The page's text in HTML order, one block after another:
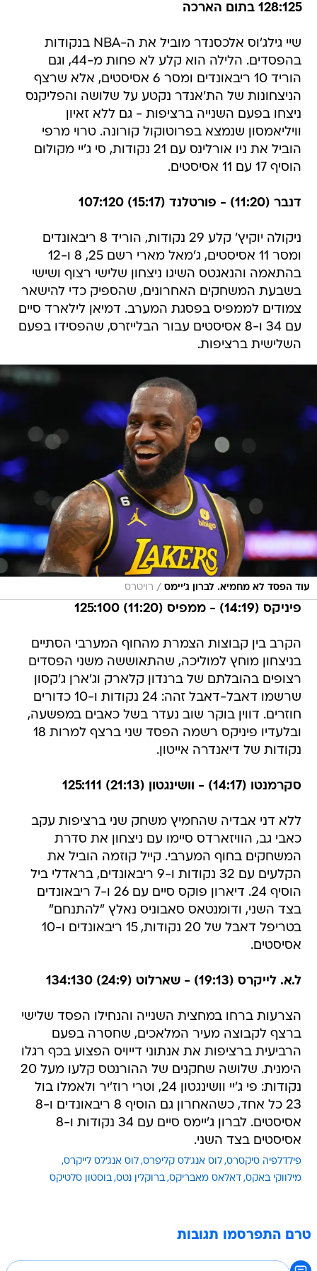
128:125 בתום הארכה
שיי גילג'וס אלכסנדר מוביל את ה-NBA בנקודות
בהפסדים. הלילה הוא קלע לא פחות מ-44, וגם
הוריד 10 ריבאונדים ומסר 6 אסיסטים, אלא שרצף
הניצחונות של הת'אנדר נקטע על שלושה והפליקנס
ניצחו בפעם השנייה ברציפות - גם ללא זאיון
וויליאמסון שנמצא בפרוטוקול קורונה. טרוי מרפי
הוביל את ניו אורלינס עם 21 נקודות, סי ג'יי מקולום
הוסיף 17 עם 11 אסיסטים.
דנבר (11:20) - פורטלנד (15:17) 107:120
ניקולה יוקיץ' קלע 29 נקודות, הוריד 8 ריבאונדים
ומסר 11 אסיסטים, ג'מאל מארי רשם 25, 8 ו-12
בהתאמה והנאגטס השיגו ניצחון שלישי רצוף ושישי
בשבעת המשחקים האחרונים, שהספיק כדי להישאר
צמודים לממפיס בפסגת המערב. דמיאן לילארד סיים
עם 34 ו-8 אסיסטים עבור הבלייזרס, שהפסידו בפעם
השלישית ברציפות.
עוד הפסד לא מחמיא. לברון ג'יימס / רויטרס
פיניקס (14:19) - ממפיס (11:20) 125:100
הקרב בין קבוצות הצמרת מהחוף המערבי הסתיים
בניצחון מוחץ למוליכה, שהתאוששה משני הפסדים
רצופים בהובלתם של ברנדון קלארק וג'ארן ג'קסון
שרשמו דאבל-דאבל זהה: 24 נקודות ו-10 כדורים
חוזרים. דווין בוקר שוב נעדר בשל כאבים במפשעה,
ובלעדיו פיניקס רשמה הפסד שני ברצף למרות 18
נקודות של דיאנדרה אייטון.
סקרמנטו (14:17) - וושינגטון (21:13) 125:111
ללא דני אבדיה שהחמיץ משחק שני ברציפות עקב
כאבי גב, הוויזארדס סיימו עם ניצחון את סדרת
המשחקים בחוף המערבי. קייל קוזמה הוביל את
הקלעים עם 32 נקודות ו-9 ריבאונדים, בראדלי ביל
הוסיף 24. דיארון פוקס סיים עם 26 ו-7 ריבאונדים
בצד השני, ודומנטאס סאבוניס נאלץ "להתנחם"
בטריפל דאבל של 20 נקודות, 15 ריבאונדים ו-10
אסיסטים.
ל.א. לייקרס (19:13) - שארלוט (24:9) 134:130
הצרעות ברחו במחצית השנייה והנחילו הפסד שלישי
ברצף לקבוצה מעיר המלאכים, שחסרה בפעם
הרביעית ברציפות את אנתוני דייויס הפצוע בכף רגלו
הימנית. שלושה שחקנים של ההורנטס קלעו מעל 20
נקודות: פי ג'יי וושינגטון 24, וטרי רוז'יר ולאמלו בול
23 כל אחד, כשהאחרון גם הוסיף 8 ריבאונדים ו-8
אסיסטים. לברון ג'יימס סיים עם 34 נקודות ו-8
אסיסטים בצד השני.
פילדלפיה סיקסרס לוס אנג'לס קליפרס לוס אנג'לס לייקרס
מילווקי באקס דאלאס מאבריקס ברוקלין נטס בוסטון סלטיקס
טרם התפרסמו תגובות